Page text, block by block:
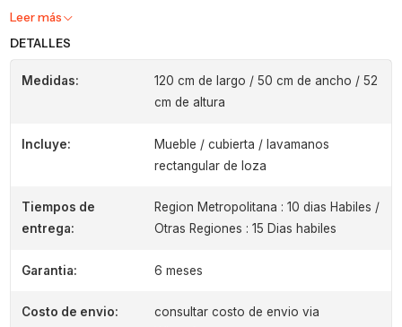
Leer más
DETALLES
Medidas:
120 cm de largo / 50 cm de ancho / 52
cm de altura
Incluye:
Mueble / cubierta / lavamanos
rectangular de loza
Tiempos de
entrega:
Region Metropolitana : 10 dias Habiles /
Otras Regiones : 15 Dias habiles
Garantia: 6 meses
Costo de envio:
consultar costo de envio via